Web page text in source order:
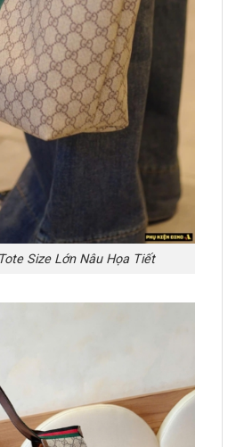
Size Lớn Nâu Họa Tiết